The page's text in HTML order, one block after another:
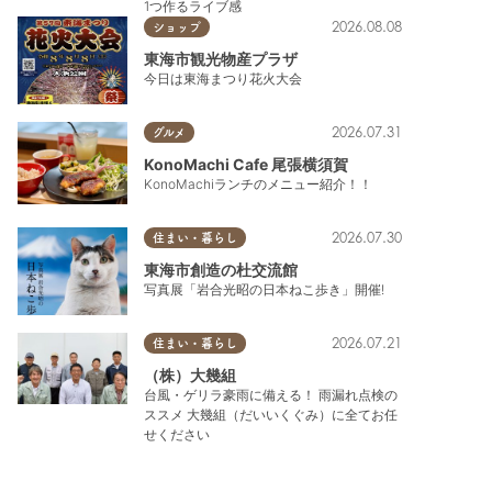
1つ作るライブ感
ショップ 2026.08.08
東海市観光物産プラザ
今日は東海まつり花火大会
グルメ 2026.07.31
KonoMachi Cafe 尾張横須賀
KonoMachiランチのメニュー紹介！！
住まい・暮らし 2026.07.30
東海市創造の杜交流館
写真展「岩合光昭の日本ねこ歩き」開催!
住まい・暮らし 2026.07.21
（株）大幾組
台風・ゲリラ豪雨に備える！ 雨漏れ点検の
ススメ 大幾組（だいいくぐみ）に全てお任
せください